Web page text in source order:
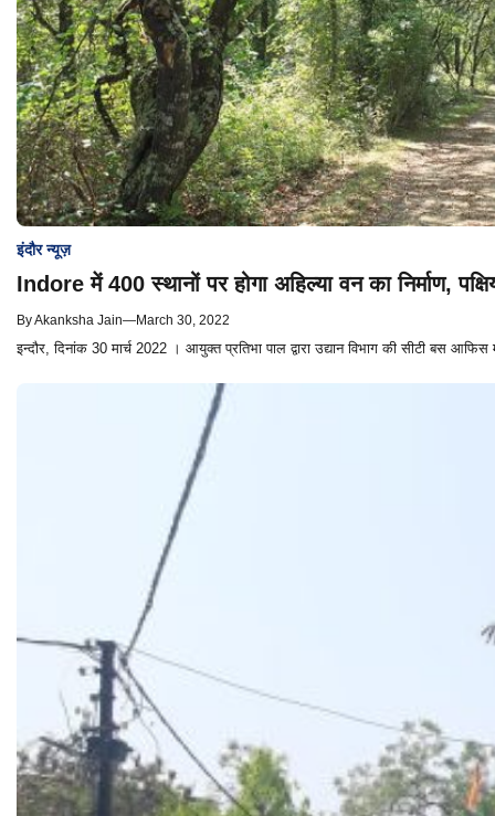
इंदौर न्यूज़
Indore में 400 स्थानों पर होगा अहिल्या वन का निर्माण,
ByAkanksha Jain—March 30, 2022
इन्दौर, दिनांक 30 मार्च 2022 । आयुक्त प्रतिभा पाल द्वारा उद्यान विभाग की सीटी बस